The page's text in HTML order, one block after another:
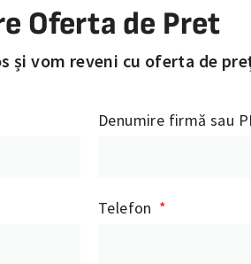
Oferta de Pret
și vom reveni cu oferta de
Denumire firmă sau
Telefon